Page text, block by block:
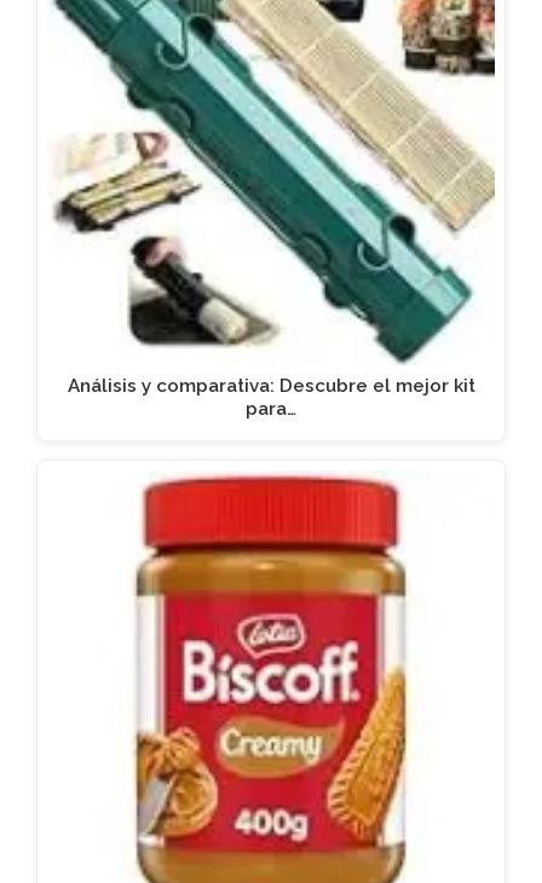
Análisis y comparativa: Descubre el mejor kit
para…